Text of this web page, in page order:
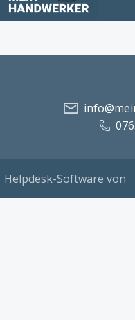
Helpdesk-Software von